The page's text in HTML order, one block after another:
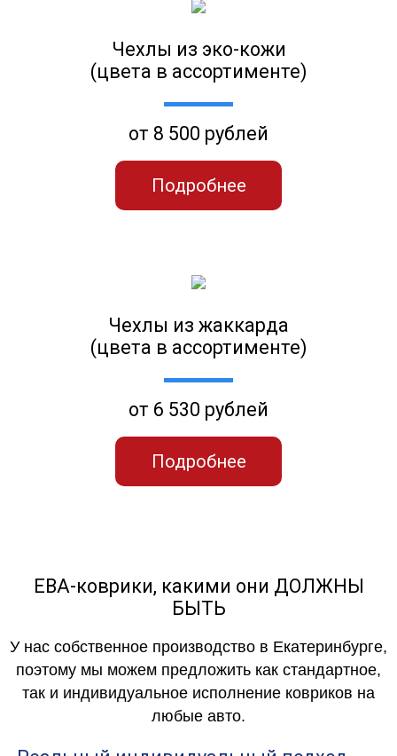
Чехлы из эко-кожи
(цвета в ассортименте)
от 8 500 рублей
Подробнее
Чехлы из жаккарда
(цвета в ассортименте)
от 6 530 рублей
Подробнее
ЕВА-коврики, какими они ДОЛЖНЫ
БЫТЬ
У нас собственное производство в Екатеринбурге,
поэтому мы можем предложить как стандартное,
так и индивидуальное исполнение ковриков на
любые авто.